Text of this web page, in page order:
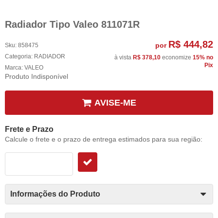
Radiador Tipo Valeo 811071R
Sku: 858475
Categoria: RADIADOR
Marca: VALEO
Produto Indisponível
por R$ 444,82
à vista R$ 378,10 economize 15% no
Pix
AVISE-ME
Frete e Prazo
Calcule o frete e o prazo de entrega estimados para sua região:
Informações do Produto